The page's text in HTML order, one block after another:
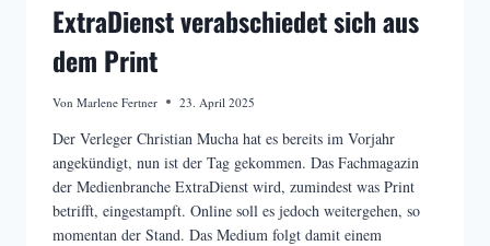
ExtraDienst verabschiedet sich aus
dem Print
Von Marlene Fertner 23. April 2025
Der Verleger Christian Mucha hat es bereits im Vorjahr
angekündigt, nun ist der Tag gekommen. Das Fachmagazin
der Medienbranche ExtraDienst wird, zumindest was Print
betrifft, eingestampft. Online soll es jedoch weitergehen, so
momentan der Stand. Das Medium folgt damit einem